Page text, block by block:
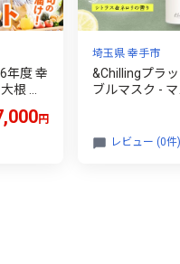
年度 幸
根 に
ちゃ
やさ
円
埼玉県 幸手市
&Chillingプラ
ブルマスク - マ
ない 美白 透
ンケア リラッ
レビュー (0件)